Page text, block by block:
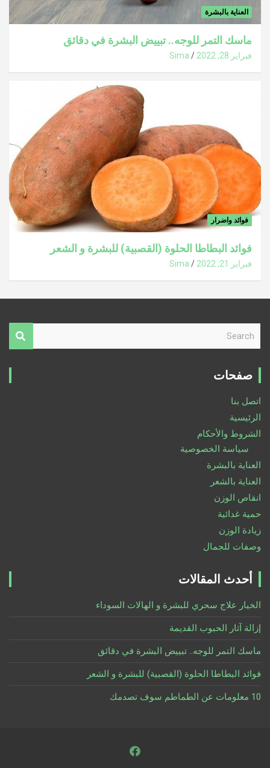
العناية بالبشرة
ماسك التمر للوجه.. تبييض البشرة في دقائق
فبراير 28, 2022 Sima
فوائد واضرار
فوائد البطاطا الحلوة (القصبية) للبشرة و الشعر
فبراير 21, 2022 Sima
r
صفحات
اتصل بنا
الرئيسية
الشروط والأحكام
سياسة الخصوصية
العناية بالبشرة
العناية بالشعر
انقاص الوزن
حمية غدائية
زيادة الوزن
وصفات للجمال
أحدث المقالات
الخيار علاج سحري للبشرة و الهالات السوداء
إزالة آثار الحبوب القديمة
ماسك التمر للوجه.. تبييض البشرة في دقائق
فوائد البطاطا الحلوة (القصبية) للبشرة و الشعر
10 معلومات عن الطماطم سوف تصدمك